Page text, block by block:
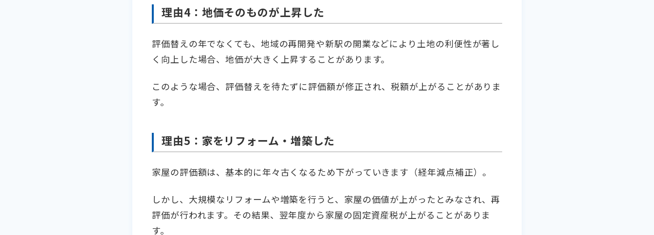
理由4：地価そのものが上昇した
評価替えの年でなくても、地域の再開発や新駅の開業などにより土地の利便性が著し
く向上した場合、地価が大きく上昇することがあります。
このような場合、評価替えを待たずに評価額が修正され、税額が上がることがありま
す。
理由5：家をリフォーム・増築した
家屋の評価額は、基本的に年々古くなるため下がっていきます（経年減点補正）。
しかし、大規模なリフォームや増築を行うと、家屋の価値が上がったとみなされ、再
評価が行われます。その結果、翌年度から家屋の固定資産税が上がることがありま
す。